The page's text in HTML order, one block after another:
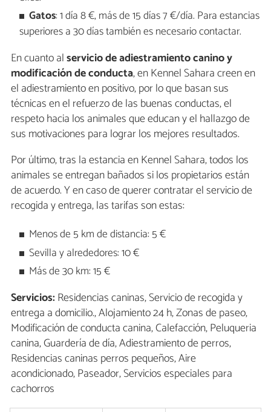
Gatos: 1 día 8 €, más de 15 días 7 €/día. Para estancias
superiores a 30 días también es necesario contactar.
En cuanto alservicio de adiestramiento canino y
modificación de conducta, en Kennel Sahara creen en
el adiestramiento en positivo, por lo que basan sus
técnicas en el refuerzo de las buenas conductas, el
respeto hacia los animales que educan y el hallazgo de
sus motivaciones para lograr los mejores resultados.
Por último, tras la estancia en Kennel Sahara, todos los
animales se entregan bañados si los propietarios están
de acuerdo. Y en caso de querer contratar el servicio de
recogida y entrega, las tarifas son estas:
Menos de 5 km de distancia: 5 €
Sevilla y alrededores: 10 €
Más de 30 km: 15 €
Servicios:Residencias caninas, Servicio de recogida y
entrega a domicilio., Alojamiento 24 h, Zonas de paseo,
Modificación de conducta canina, Calefacción, Peluqueria
canina, Guardería de día, Adiestramiento de perros,
Residencias caninas perros pequeños, Aire
acondicionado, Paseador, Servicios especiales para
cachorros